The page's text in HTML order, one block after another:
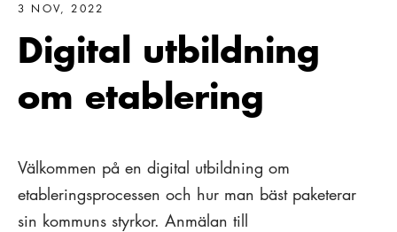
3 NOV, 2022
Digital utbildning
om etablering
Välkommen på en digital utbildning om
etableringsprocessen och hur man bäst paketerar
sin kommuns styrkor. Anmälan till